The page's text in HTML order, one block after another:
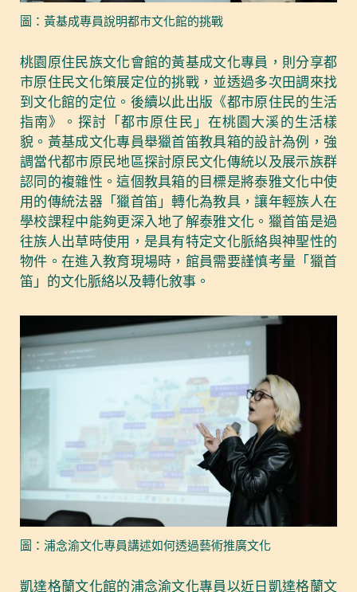
圖：黃基成專員說明都市文化館的挑戰
桃園原住民族文化會館的黃基成文化專員，則分享都
市原住民文化策展定位的挑戰，並透過多次田調來找
到文化館的定位。後續以此出版《都市原住民的生活
指南》。探討「都市原住民」在桃園大溪的生活樣
貌。黃基成文化專員舉獵首笛教具箱的設計為例，強
調當代都市原民地區探討原民文化傳統以及展示族群
認同的複雜性。這個教具箱的目標是將泰雅文化中使
用的傳統法器「獵首笛」轉化為教具，讓年輕族人在
學校課程中能夠更深入地了解泰雅文化。獵首笛是過
往族人出草時使用，是具有特定文化脈絡與神聖性的
物件。在進入教育現場時，館員需要謹慎考量「獵首
笛」的文化脈絡以及轉化敘事。
圖：浦念渝文化專員講述如何透過藝術推廣文化
凱達格蘭文化館的浦念渝文化專員以近日凱達格蘭文